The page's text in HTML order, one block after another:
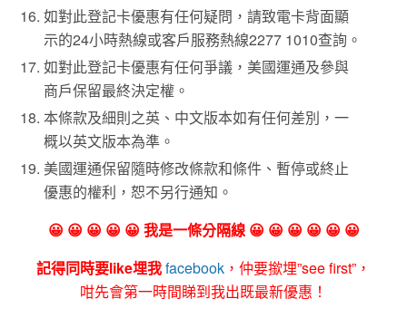
如對此登記卡優惠有任何疑問，請致電卡背面顯
示的24小時熱線或客戶服務熱線2277 1010查詢。
如對此登記卡優惠有任何爭議，美國運通及參與
商戶保留最終決定權。
本條款及細則之英、中文版本如有任何差別，一
概以英文版本為準。
美國運通保留隨時修改條款和條件、暫停或終止
優惠的權利，恕不另行通知。
😀 😀 😀 😀 😀 我是一條分隔線 😀 😀 😀 😀 😀 😀
記得同時要like埋我facebook ，仲要撳埋”see first”，
咁先會第一時間睇到我出既最新優惠！